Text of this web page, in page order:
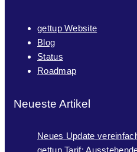
gettup Website
Blog
Status
Roadmap
Neueste Artikel
Neues Update